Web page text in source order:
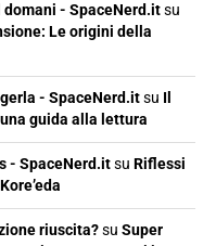
- SpaceNerd.itsu
Le origini della
- SpaceNerd.itsu Il
guida alla lettura
- SpaceNerd.itsu Riflessi
riuscita?su Super